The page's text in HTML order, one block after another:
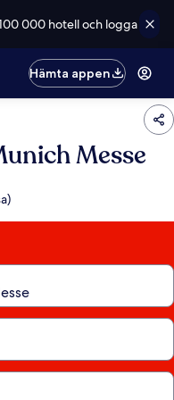
000 hotell och logga
Hämta appen
Messe